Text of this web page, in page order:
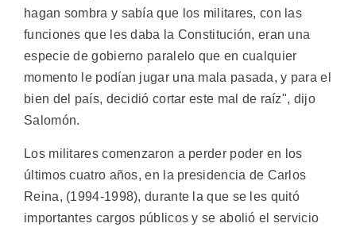
hagan sombra y sabía que los militares, con las
funciones que les daba la Constitución, eran una
especie de gobierno paralelo que en cualquier
momento le podían jugar una mala pasada, y para el
bien del país, decidió cortar este mal de raíz", dijo
Salomón.
Los militares comenzaron a perder poder en los
últimos cuatro años, en la presidencia de Carlos
Reina, (1994-1998), durante la que se les quitó
importantes cargos públicos y se abolió el servicio